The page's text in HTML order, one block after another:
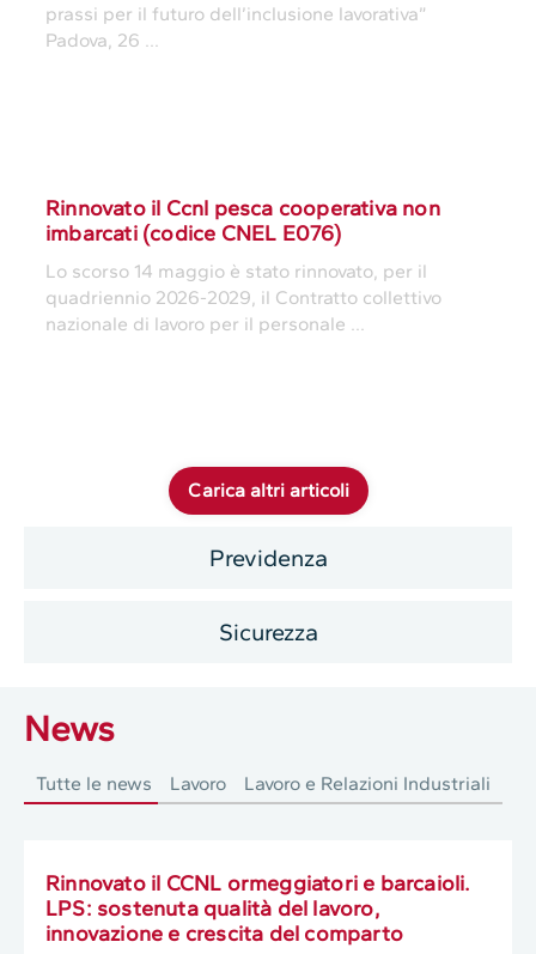
Previdenza
Sicurezza
prassi per il futuro dell’inclusione lavorativa”
Padova, 26 ...
Rinnovato il Ccnl pesca cooperativa non
imbarcati (codice CNEL E076)
Lo scorso 14 maggio è stato rinnovato, per il
quadriennio 2026-2029, il Contratto collettivo
nazionale di lavoro per il personale ...
Carica altri articoli
News
Tutte le news Lavoro Lavoro e Relazioni Industriali
Rinnovato il CCNL ormeggiatori e barcaioli.
LPS: sostenuta qualità del lavoro,
innovazione e crescita del comparto